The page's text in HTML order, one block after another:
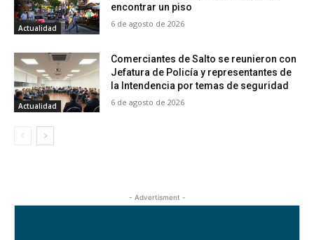
Actualidad
encontrar un piso
6 de agosto de 2026
Actualidad
Comerciantes de Salto se reunieron con
Jefatura de Policía y representantes de
la Intendencia por temas de seguridad
6 de agosto de 2026
- Advertisment -